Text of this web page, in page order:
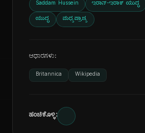
Saddam Hussein ಇರಾನ್-ಇರಾಕ್ ಯುದ್ಧ
ಯುದ್ಧ ಮಧ್ಯಪ್ರಾಚ್ಯ
ಆಧಾರಗಳು:
Britannica Wikipedia
ಹಂಚಿಕೊಳ್ಳಿ: